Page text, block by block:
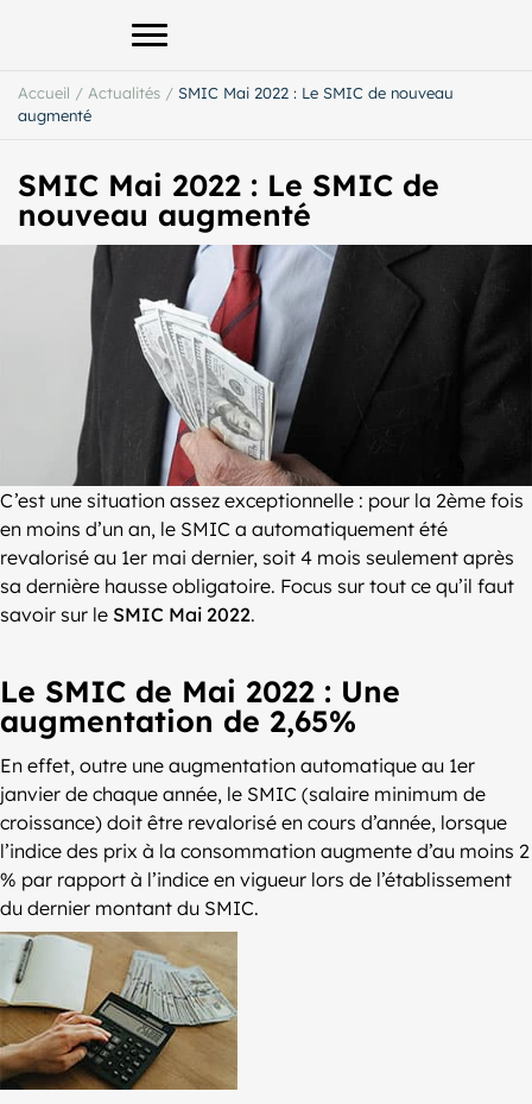
Afficher le menu principal
Accueil / Actualités / SMIC Mai 2022 : Le SMIC de nouveau
augmenté
SMIC Mai 2022 : Le SMIC de
nouveau augmenté
C’est une situation assez exceptionnelle : pour la 2ème fois
en moins d’un an, le SMIC a automatiquement été
revalorisé au 1er mai dernier, soit 4 mois seulement après
sa dernière hausse obligatoire. Focus sur tout ce qu’il faut
savoir sur le SMIC Mai 2022.
Le SMIC de Mai 2022 : Une
augmentation de 2,65%
En effet, outre une augmentation automatique au 1er
janvier de chaque année, le SMIC (salaire minimum de
croissance) doit être revalorisé en cours d’année, lorsque
l’indice des prix à la consommation augmente d’au moins 2
% par rapport à l’indice en vigueur lors de l’établissement
du dernier montant du SMIC.